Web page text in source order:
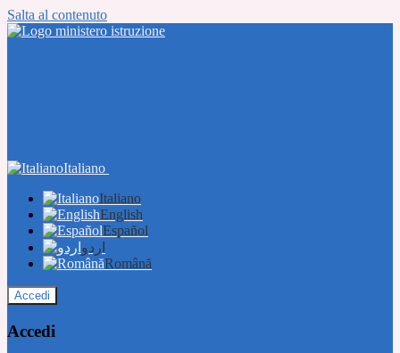
Salta al contenuto
Italiano
Italiano
English
Español
اردو
Română
Accedi
Accedi